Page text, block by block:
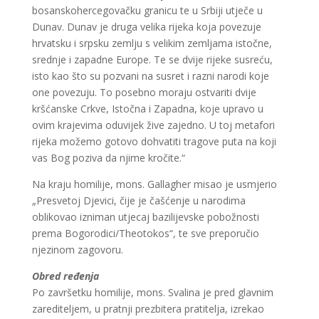
bosanskohercegovačku granicu te u Srbiji utječe u
Dunav. Dunav je druga velika rijeka koja povezuje
hrvatsku i srpsku zemlju s velikim zemljama istočne,
srednje i zapadne Europe. Te se dvije rijeke susreću,
isto kao što su pozvani na susret i razni narodi koje
one povezuju. To posebno moraju ostvariti dvije
kršćanske Crkve, Istočna i Zapadna, koje upravo u
ovim krajevima oduvijek žive zajedno. U toj metafori
rijeka možemo gotovo dohvatiti tragove puta na koji
vas Bog poziva da njime kročite.“
Na kraju homilije, mons. Gallagher misao je usmjerio
„Presvetoj Djevici, čije je čašćenje u narodima
oblikovao izniman utjecaj bazilijevske pobožnosti
prema Bogorodici/Theotokos“, te sve preporučio
njezinom zagovoru.
Obred ređenja
Po završetku homilije, mons. Svalina je pred glavnim
zarediteljem, u pratnji prezbitera pratitelja, izrekao